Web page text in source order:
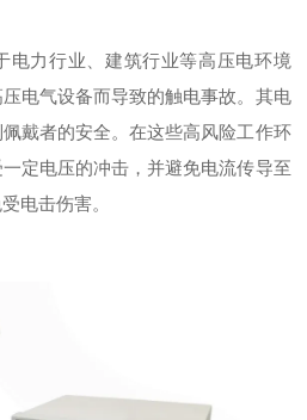
力行业、建筑行业等高压电环境
电气设备而导致的触电事故。其电
戴者的安全。在这些高风险工作环
定电压的冲击，并避免电流传导至
电击伤害。